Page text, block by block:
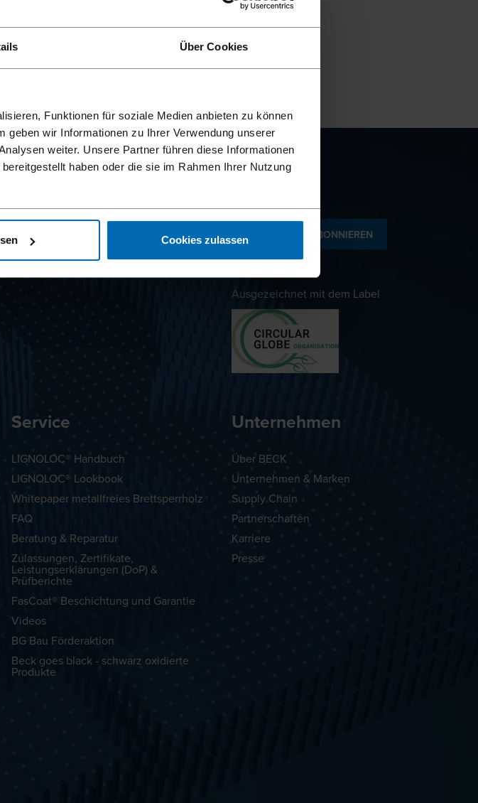
Über Cookies
Funktionen für soziale Medien anbieten zu können
geben wir Informationen zu Ihrer Verwendung unserer
weiter. Unsere Partner führen diese Informationen
haben oder die sie im Rahmen Ihrer Nutzung
Cookies zulassen NEWSLETTER ABONNIEREN
Ausgezeichnet mit dem Label
Service
LIGNOLOC® Handbuch
LIGNOLOC® Lookbook
Whitepaper metallfreies Brettsperrholz
FAQ
Beratung & Reparatur
Zulassungen, Zertifikate,
Leistungserklärungen (DoP) &
Prüfberichte
FasCoat® Beschichtung und Garantie
Videos
BG Bau Förderaktion
Beck goes black - schwarz oxidierte
Produkte
Unternehmen
Über BECK
Unternehmen & Marken
Supply Chain
Partnerschaften
Karriere
Presse